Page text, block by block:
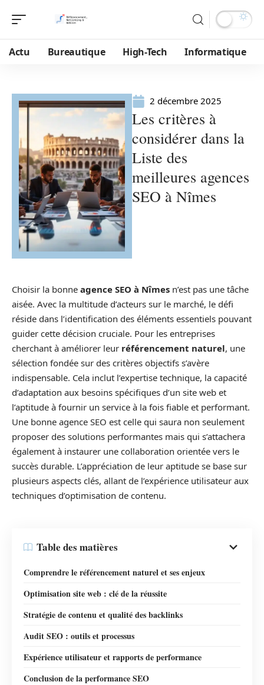
Actu Bureautique High-Tech Informatique
2 décembre 2025
Les critères à
considérer dans la
Liste des
meilleures agences
SEO à Nîmes
Choisir la bonne agence SEO à Nîmes n’est pas une tâche
aisée. Avec la multitude d’acteurs sur le marché, le défi
réside dans l’identification des éléments essentiels pouvant
guider cette décision cruciale. Pour les entreprises
cherchant à améliorer leur référencement naturel, une
sélection fondée sur des critères objectifs s’avère
indispensable. Cela inclut l’expertise technique, la capacité
d’adaptation aux besoins spécifiques d’un site web et
l’aptitude à fournir un service à la fois fiable et performant.
Une bonne agence SEO est celle qui saura non seulement
proposer des solutions performantes mais qui s’attachera
également à instaurer une collaboration orientée vers le
succès durable. L’appréciation de leur aptitude se base sur
plusieurs aspects clés, allant de l’expérience utilisateur aux
techniques d’optimisation de contenu.
Table des matières
Comprendre le référencement naturel et ses enjeux
Optimisation site web : clé de la réussite
Stratégie de contenu et qualité des backlinks
Audit SEO : outils et processus
Expérience utilisateur et rapports de performance
Conclusion de la performance SEO